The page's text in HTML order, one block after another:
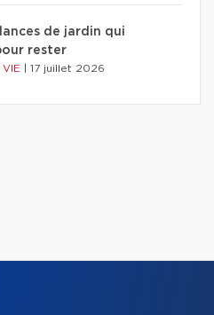
de jardin qui
rester
VIE 17 juillet 2026